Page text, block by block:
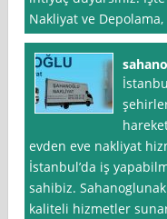
Nakliyat ve Depolama,
evden eve nakliyat
İstanbul’da iş
sahibiz.
kaliteli hizmetler